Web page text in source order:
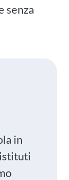
senza
in